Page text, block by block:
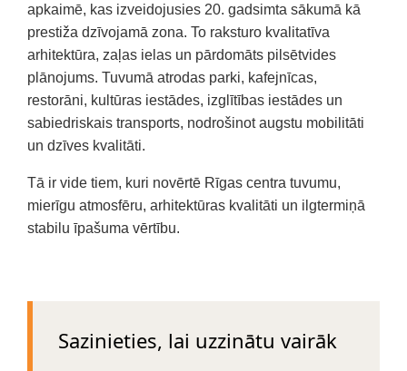
apkaimē, kas izveidojusies 20. gadsimta sākumā kā
prestiža dzīvojamā zona. To raksturo kvalitatīva
arhitektūra, zaļas ielas un pārdomāts pilsētvides
plānojums. Tuvumā atrodas parki, kafejnīcas,
restorāni, kultūras iestādes, izglītības iestādes un
sabiedriskais transports, nodrošinot augstu mobilitāti
un dzīves kvalitāti.
Tā ir vide tiem, kuri novērtē Rīgas centra tuvumu,
mierīgu atmosfēru, arhitektūras kvalitāti un ilgtermiņā
stabilu īpašuma vērtību.
Sazinieties, lai uzzinātu vairāk